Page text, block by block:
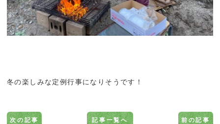
冬の楽しみな定例行事になりそうです！
次の記事 記事一覧へ 前の記事